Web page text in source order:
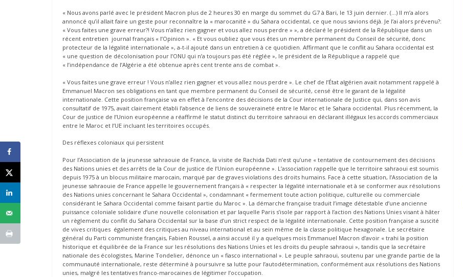
« Nous avons parlé avec le président Macron plus de 2 heures 30 en marge du sommet du G7 à Bari, le 13 juin dernier. (…) Il m’a alors
annoncé qu’il allait faire un geste pour reconnaître la « marocanité » du Sahara occidental, ce que nous savions déjà. Je l’ai alors prévenu?:
« Vous faites une grave erreur?! Vous n’allez rien gagner et vous allez nous perdre » », a déclaré le président de la République dans un
récent entretien journal français « l’Opinion ». « Et vous oubliez que vous êtes un membre permanent du Conseil de sécurité, donc
protecteur de la légalité internationale », a-t-il ajouté dans un entretien à ce quotidien. Affirmant que le conflit au Sahara occidental est
« une question de décolonisation pour l’ONU qui n’a toujours pas été réglée », le président de la République a rappelé que
« l’indépendance de l’Algérie a été obtenue après cent trente ans de combat ».
« Vous faites une grave erreur ! Vous n’allez rien gagner et vous allez nous perdre ». Le chef de l’État algérien avait notamment rappelé à
Emmanuel Macron ses obligations en tant que membre permanent du Conseil de sécurité, censé être le garant de la légalité
internationale. Cette position française va en effet à l’encontre des décisions de la Cour internationale de Justice qui, dans son avis
consultatif de 1975, avait clairement établi l’absence de liens de souveraineté entre le Maroc et le Sahara occidental. Plus récemment, la
Cour de justice de l’Union européenne a réaffirmé le statut distinct du territoire sahraoui en déclarant illégaux les accords commerciaux
entre le Maroc et l’UE incluant les territoires occupés.
Des réflexes coloniaux qui persistent
Pour l’Association de la jeunesse sahraouie de France, la visite de Rachida Dati n’est qu’une « tentative de contournement des décisions
des Nations unies et des arrêts de la Cour de justice de l’Union européenne ». L’association rappelle que le territoire sahraoui est soumis
depuis 1975 à un blocus militaire marocain, marqué par de graves violations des droits humains. Face à cette situation, l’Association de la
jeunesse sahraouie de France appelle le gouvernement français à « respecter la légalité internationale et à se conformer aux résolutions
des Nations unies concernant le Sahara Occidental », condamnant « fermement toute action politique, culturelle ou commerciale
considérant le Sahara Occidental comme faisant partie du Maroc ». La démarche française traduit l’image détestable d’une ancienne
puissance coloniale solidaire d’une nouvelle colonisation et par laquelle Paris s’isole par rapport à l’action des Nations Unies visant à hâter
un règlement du conflit du Sahara Occidental sur la base d’un strict respect de la légalité internationale. Cette position française a suscité
de vives critiques également des critiques au niveau international et au sein même de la classe politique hexagonale. Le secrétaire
général du Parti communiste français, Fabien Roussel, a ainsi accusé il y a quelques mois Emmanuel Macron d’avoir « trahi la position
historique et équilibrée de la France sur les résolutions des Nations Unies et les droits du peuple sahraoui », tandis que la secrétaire
nationale des écologistes, Marine Tondelier, dénonce un « fiasco international ». Le peuple sahraoui, soutenu par une grande partie de la
communauté internationale, reste déterminé à poursuivre sa lutte pour l’autodétermination, conformément aux résolutions des Nations
unies, malgré les tentatives franco-marocaines de légitimer l’occupation.